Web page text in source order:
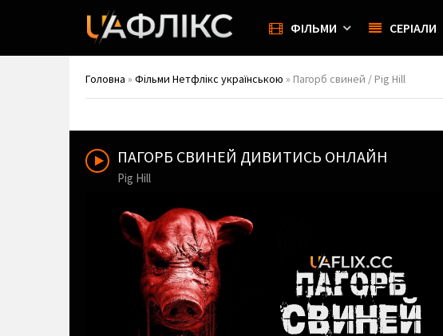
ФІЛЬМИ СЕРІАЛИ
Головна » Фільми Нетфлікс українською » Пагорб свиней / Pig Hill
ПАГОРБ СВИНЕЙ ДИВИТИСЬ ОНЛАЙН
Pig Hill